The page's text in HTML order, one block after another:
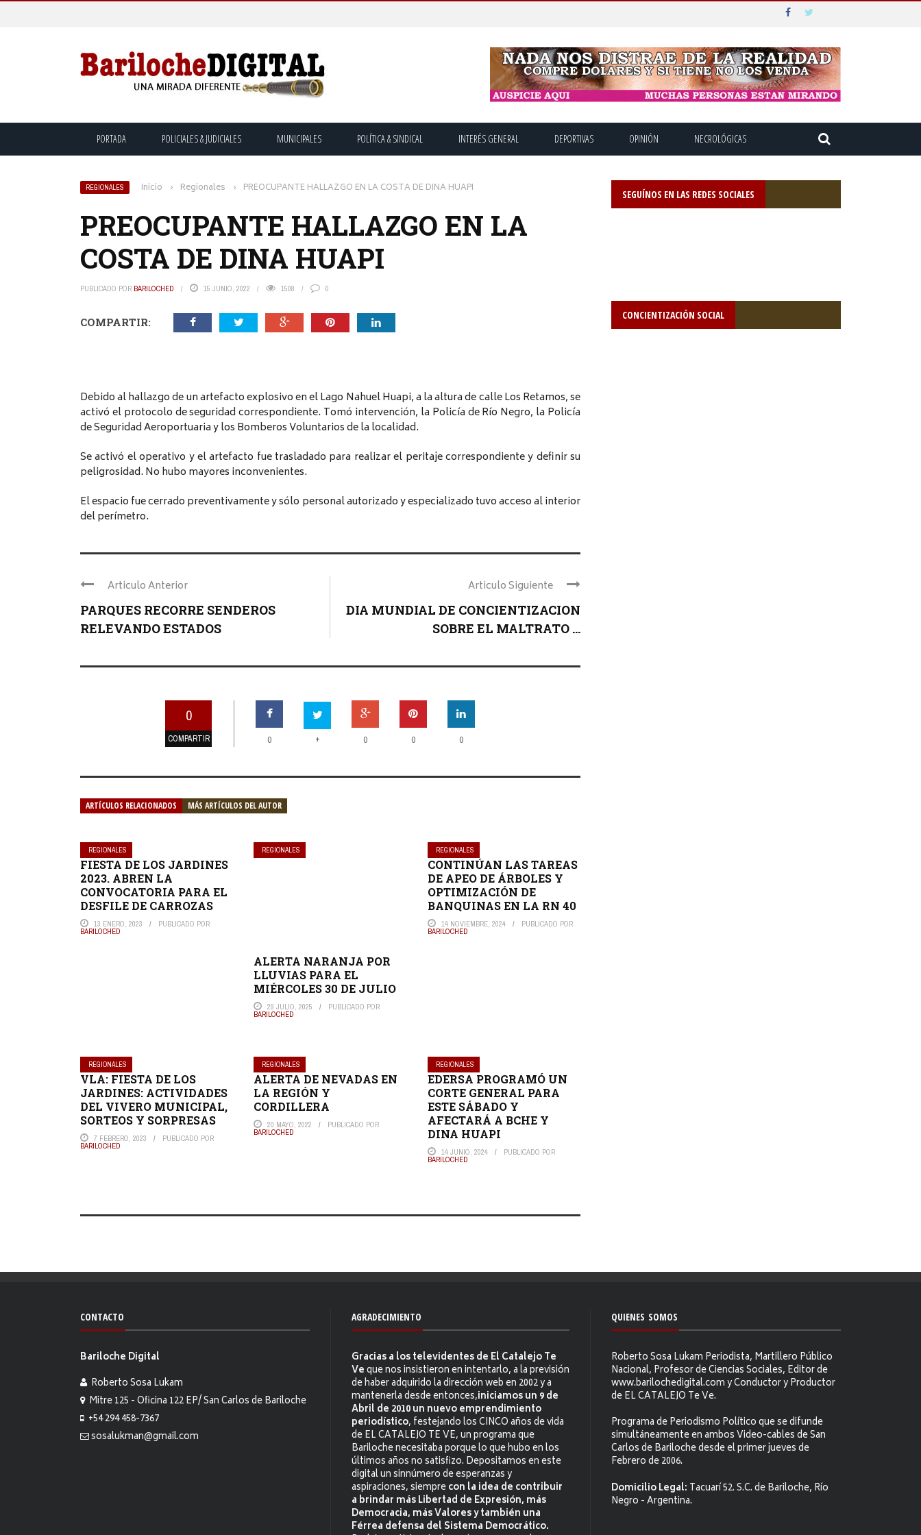
PORTADA POLICIALES & JUDICIALES MUNICIPALES POLÍTICA & SINDICAL INTERÉS GENERAL DEPORTIVAS OPINIÓN NECROLÓGICAS
REGIONALES Inicio › Regionales › PREOCUPANTE HALLAZGO EN LA COSTA DE DINA HUAPI
PREOCUPANTE HALLAZGO EN LA
COSTA DE DINA HUAPI
PUBLICADO POR BARILOCHED 15 JUNIO, 2022 1508 0
COMPARTIR:
Debido al hallazgo de un artefacto explosivo en el Lago Nahuel Huapi, a la altura de calle Los Retamos, se
activó el protocolo de seguridad correspondiente. Tomó intervención, la Policía de Río Negro, la Policía
de Seguridad Aeroportuaria y los Bomberos Voluntarios de la localidad.
Se activó el operativo y el artefacto fue trasladado para realizar el peritaje correspondiente y definir su
peligrosidad. No hubo mayores inconvenientes.
El espacio fue cerrado preventivamente y sólo personal autorizado y especializado tuvo acceso al interior
del perímetro.
Articulo Anterior
PARQUES RECORRE SENDEROS
RELEVANDO ESTADOS
Articulo Siguiente
DIA MUNDIAL DE CONCIENTIZACION
SOBRE EL MALTRATO ...
0
COMPARTIR 0 + 0 0 0
ARTÍCULOS RELACIONADOS MÁS ARTÍCULOS DEL AUTOR
REGIONALES
FIESTA DE LOS JARDINES
2023. ABREN LA
CONVOCATORIA PARA EL
DESFILE DE CARROZAS
13 ENERO, 2023 PUBLICADO POR
BARILOCHED
REGIONALES
ALERTA NARANJA POR
LLUVIAS PARA EL
MIÉRCOLES 30 DE JULIO
29 JULIO, 2025 PUBLICADO POR
BARILOCHED
REGIONALES
CONTINÚAN LAS TAREAS
DE APEO DE ÁRBOLES Y
OPTIMIZACIÓN DE
BANQUINAS EN LA RN 40
14 NOVIEMBRE, 2024 PUBLICADO POR
BARILOCHED
REGIONALES
VLA: FIESTA DE LOS
JARDINES: ACTIVIDADES
DEL VIVERO MUNICIPAL,
SORTEOS Y SORPRESAS
7 FEBRERO, 2023 PUBLICADO POR
BARILOCHED
REGIONALES
ALERTA DE NEVADAS EN
LA REGIÓN Y
CORDILLERA
20 MAYO, 2022 PUBLICADO POR
BARILOCHED
REGIONALES
EDERSA PROGRAMÓ UN
CORTE GENERAL PARA
ESTE SÁBADO Y
AFECTARÁ A BCHE Y
DINA HUAPI
14 JUNIO, 2024 PUBLICADO POR
BARILOCHED
SEGUÍNOS EN LAS REDES SOCIALES
CONCIENTIZACIÓN SOCIAL
CONTACTO
Bariloche Digital
Roberto Sosa Lukam
Mitre 125 - Oficina 122 EP/ San Carlos de Bariloche
+54 294 458-7367
sosalukman@gmail.com
AGRADECIMIENTO
Gracias a los televidentes de El Catalejo Te
Veque nos insistieron en intentarlo, a la previsión
de haber adquirido la dirección web en 2002 y a
mantenerla desde entonces,iniciamos un 9 de
Abril de 2010 un nuevo emprendimiento
periodístico, festejando los CINCO años de vida
de EL CATALEJO TE VE, un programa que
Bariloche necesitaba porque lo que hubo en los
últimos años no satisfizo. Depositamos en este
digital un sinnúmero de esperanzas y
aspiraciones, siemprecon la idea de contribuir
a brindar más Libertad de Expresión, más
Democracia, más Valores y también una
Férrea defensa del Sistema Democrático.
QUIENES SOMOS
Roberto Sosa Lukam Periodista, Martillero Público
Nacional, Profesor de Ciencias Sociales, Editor de
www.barilochedigital.com y Conductor y Productor
de EL CATALEJO Te Ve.
Programa de Periodismo Político que se difunde
simultáneamente en ambos Video-cables de San
Carlos de Bariloche desde el primer jueves de
Febrero de 2006.
Domicilio Legal: Tacuarí 52. S.C. de Bariloche, Río
Negro - Argentina.